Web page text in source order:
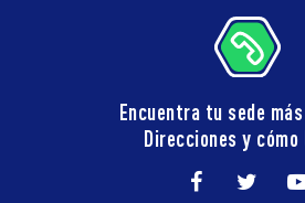
Encuentra tu sede
Direcciones y